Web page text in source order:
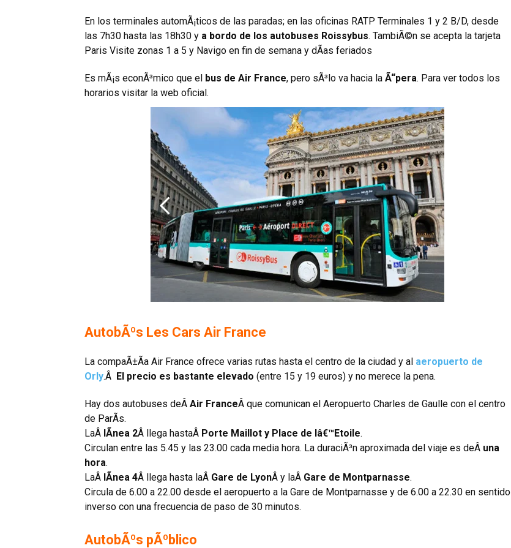
En los terminales automÃ¡ticos de las paradas; en las oficinas RATP Terminales 1 y 2 B/D, desde
las 7h30 hasta las 18h30 y a bordo de los autobuses Roissybus. TambiÃ©n se acepta la tarjeta
Paris Visite zonas 1 a 5 y Navigo en fin de semana y dÃ­as feriados
Es mÃ¡s econÃ³mico que el bus de Air France, pero sÃ³lo va hacia la Ã“pera. Para ver todos los
horarios visitar la web oficial.
AutobÃºs Les Cars Air France
La compaÃ±Ã­a Air France ofrece varias rutas hasta el centro de la ciudad y al aeropuerto de
Orly.Â El precio es bastante elevado (entre 15 y 19 euros) y no merece la pena.
Hay dos autobuses deÂ Air FranceÂ que comunican el Aeropuerto Charles de Gaulle con el centro
de ParÃ­s.
LaÂ lÃ­nea 2Â llega hastaÂ Porte Maillot y Place de lâ€™Etoile.
Circulan entre las 5.45 y las 23.00 cada media hora. La duraciÃ³n aproximada del viaje es deÂ una
hora.
LaÂ lÃ­nea 4Â llega hasta laÂ Gare de LyonÂ y laÂ Gare de Montparnasse.
Circula de 6.00 a 22.00 desde el aeropuerto a la Gare de Montparnasse y de 6.00 a 22.30 en sentido
inverso con una frecuencia de paso de 30 minutos.
AutobÃºs pÃºblico